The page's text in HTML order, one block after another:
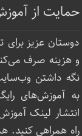
حمایت از
دوستان عزیز
و هزینه صرف
نگه داشتن
به آموزش‌های
انتشار لینک‌
راه همراهی کنید.